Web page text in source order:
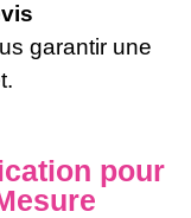
garantir une
pour